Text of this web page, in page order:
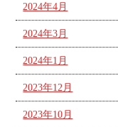
2024年4月
2024年3月
2024年1月
2023年12月
2023年10月